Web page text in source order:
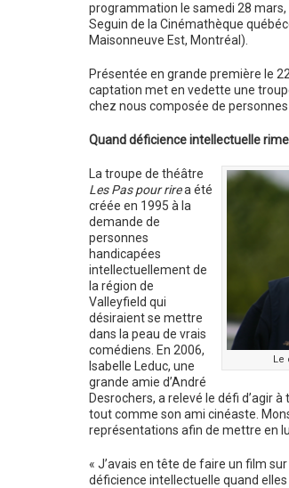
programmation le samedi 28 mars,
Seguin de la Cinémathèque
Maisonneuve Est, Montréal).
Présentée en grande première le
captation met en vedette une
chez nous composée de
Quand déficience intellectuelle
Le
La troupe de théâtre
Les Pas pour rirea été
créée en 1995 à la
demande de
personnes
handicapées
intellectuellement de
la région de
Valleyfield qui
désiraient se mettre
dans la peau de vrais
comédiens. En 2006,
Isabelle Leduc, une
grande amie d’André
Desrochers, a relevé le défi d’agir
tout comme son ami cinéaste.
représentations afin de mettre en
« J’avais en tête de faire un film
déficience intellectuelle quand